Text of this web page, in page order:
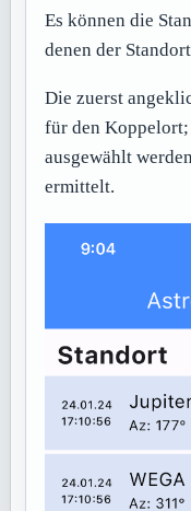
Es können die
denen der
Die zuerst
für den
ausgewählt
ermittelt.